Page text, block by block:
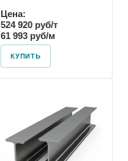
Цена:
524 920 руб/т
61 993 руб/м
КУПИТЬ